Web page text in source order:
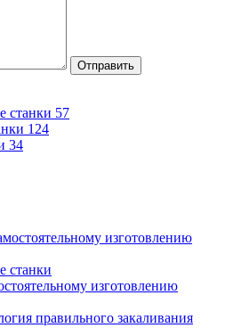
Отправить
станки 57
124
34
станки
изготовлению